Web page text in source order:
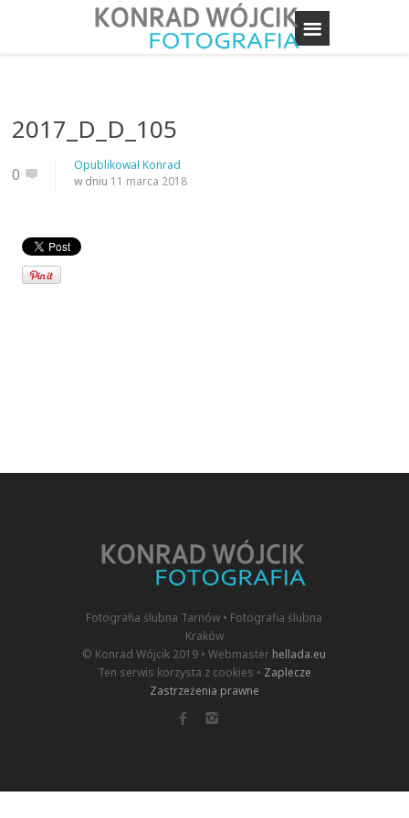
2017_D_D_105
0 OpublikowałKonrad
w dniu 11 marca 2018
Fotografia ślubna Tarnów • Fotografia ślubna
Kraków
© Konrad Wójcik 2019 • Webmaster hellada.eu
Ten serwis korzysta z cookies • Zaplecze
Zastrzeżenia prawne